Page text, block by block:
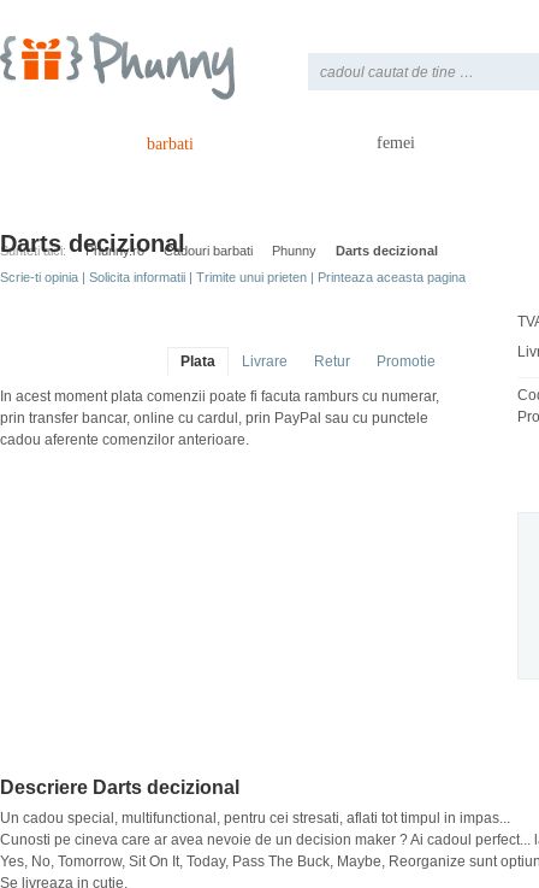
barbati femei
Sunteti aici: Phunny.ro Cadouri barbati Phunny Darts decizional
Darts decizional
Scrie-ti opinia | Solicita informatii | Trimite unui prieten | Printeaza aceasta pagina
Plata Livrare Retur Promotie
In acest moment plata comenzii poate fi facuta ramburs cu numerar,
prin transfer bancar, online cu cardul, prin PayPal sau cu punctele
cadou aferente comenzilor anterioare.
Descriere Darts decizional
Un cadou special, multifunctional, pentru cei stresati, aflati tot timpul in impas...
Cunosti pe cineva care ar avea nevoie de un decision maker ? Ai cadoul perfect...
Yes, No, Tomorrow, Sit On It, Today, Pass The Buck, Maybe, Reorganize sunt
Se livreaza in cutie.